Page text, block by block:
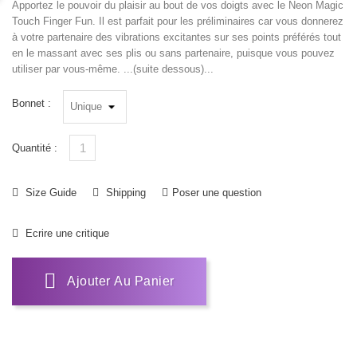
Apportez le pouvoir du plaisir au bout de vos doigts avec le Neon Magic
Touch Finger Fun. Il est parfait pour les préliminaires car vous donnerez
à votre partenaire des vibrations excitantes sur ses points préférés tout
en le massant avec ses plis ou sans partenaire, puisque vous pouvez
utiliser par vous-même. ...(suite dessous)...
Bonnet :
Quantité :
Size Guide Shipping Poser une question
Ecrire une critique
Ajouter Au Panier